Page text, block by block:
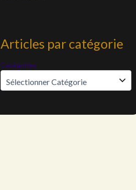
Articles par catégorie
Catégories